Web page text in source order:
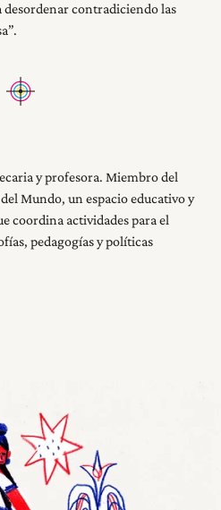
desordenar contradiciendo las
y profesora. Miembro del
Mundo, un espacio educativo y
coordina actividades para el
pedagogías y políticas